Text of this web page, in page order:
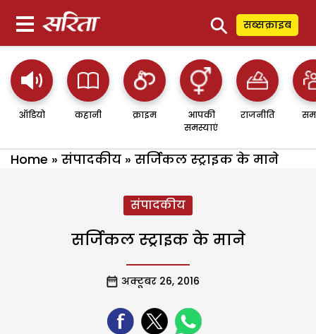
⚲ सब्सक्राइब
ऑडियो कहानी क्राइम
आपकी
समस्याएं
राजनीति
Home » संपादकीय » सर्जिकल स्ट्राइक के माने
संपादकीय
सर्जिकल स्ट्राइक के माने
अक्टूबर 26, 2016